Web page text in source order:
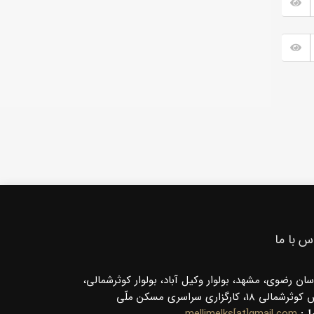
با ما
رضوی، مشهد، بولوار وکیل آباد، بولوار کوثرشمالی،
18، کارگزاری سراسری مسکن ملّی